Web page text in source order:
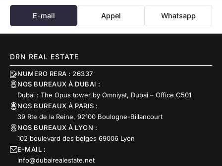
E-mail Appel Whatsapp
DRN REAL ESTATE
NUMERO RERA : 26337
NOS BUREAUX À DUBAI :
Dubai : The Opus tower by Omniyat, Dubai – Office C501
NOS BUREAUX À PARIS :
39 Rte de la Reine, 92100 Boulogne-Billancourt
NOS BUREAUX À LYON :
102 boulevard des belges 69006 Lyon
E-MAIL :
info@dubairealestate.net